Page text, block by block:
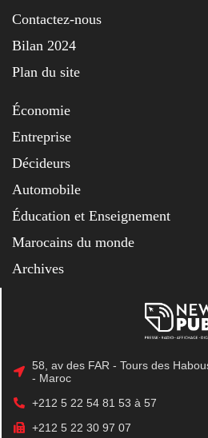
Contactez-nous
Bilan 2024
Plan du site
Économie
Entreprise
Décideurs
Automobile
Éducation et Enseignement
Marocains du monde
Archives
58, av des FAR - Tours des
- Maroc
+212 5 22 54 81 53 à 57
+212 5 22 30 97 07